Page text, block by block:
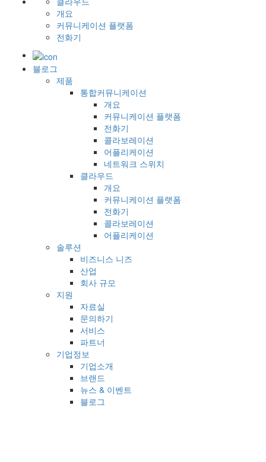
개요
커뮤니케이션 플랫폼
전화기
블로그
제품
통합커뮤니케이션
개요
커뮤니케이션 플랫폼
전화기
콜라보레이션
어플리케이션
네트워크 스위치
클라우드
개요
커뮤니케이션 플랫폼
전화기
콜라보레이션
어플리케이션
솔루션
비즈니스 니즈
산업
회사 규모
지원
자료실
문의하기
서비스
파트너
기업정보
기업소개
브랜드
뉴스 & 이벤트
블로그